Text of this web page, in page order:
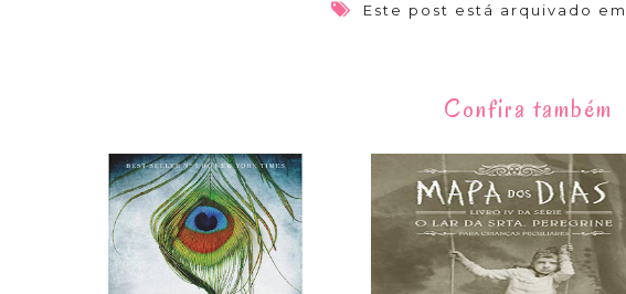
Este post está arquivado em
Confira também